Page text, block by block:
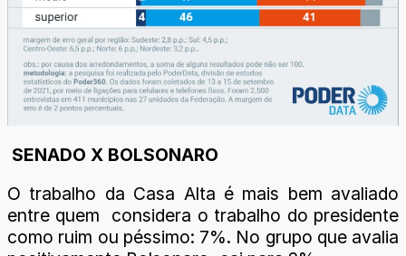
SENADO X BOLSONARO
O trabalho da Casa Alta é mais bem avaliado
entre quem considera o trabalho do presidente
como ruim ou péssimo: 7%. No grupo que avalia